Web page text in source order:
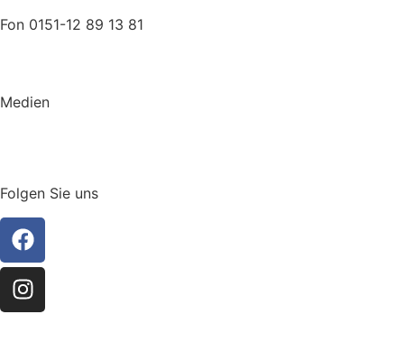
Fon 0151-12 89 13 81
Medien
Folgen Sie uns